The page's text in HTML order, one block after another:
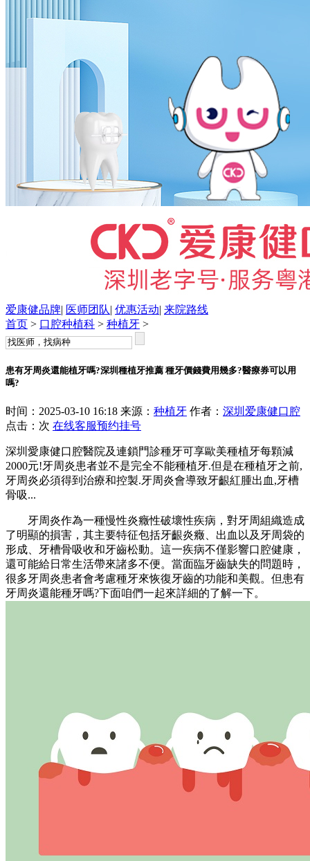
爱康健品牌| 医师团队| 优惠活动| 来院路线
首页 > 口腔种植科 > 种植牙 >
患有牙周炎還能植牙嗎?深圳種植牙推薦 種牙價錢費用幾多?醫療券可以用
嗎?
时间：2025-03-10 16:18 来源： 种植牙 作者： 深圳爱康健口腔
点击： 次 在线客服预约挂号
深圳愛康健口腔醫院及連鎖門診種牙可享歐美種植牙每顆減
2000元!牙周炎患者並不是完全不能種植牙.但是在種植牙之前,
牙周炎必須得到治療和控製.牙周炎會導致牙齦紅腫出血,牙槽
骨吸...
牙周炎作為一種慢性炎癥性破壞性疾病，對牙周組織造成
了明顯的損害，其主要特征包括牙齦炎癥、出血以及牙周袋的
形成、牙槽骨吸收和牙齒松動。這一疾病不僅影響口腔健康，
還可能給日常生活帶來諸多不便。當面臨牙齒缺失的問題時，
很多牙周炎患者會考慮種牙來恢復牙齒的功能和美觀。但患有
牙周炎還能種牙嗎?下面咱們一起來詳細的了解一下。